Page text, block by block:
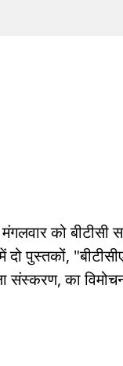
को बीटीसी
पुस्तकों,
संस्करण, का